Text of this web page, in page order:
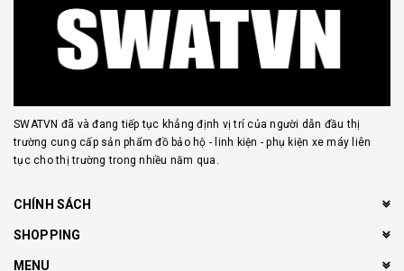
SWATVN đã và đang tiếp tục khẳng định vị trí của người dẫn đầu thị
trường cung cấp sản phẩm đồ bảo hộ - linh kiện - phụ kiện xe máy liên
tục cho thị trường trong nhiều năm qua.
CHÍNH SÁCH
SHOPPING
MENU